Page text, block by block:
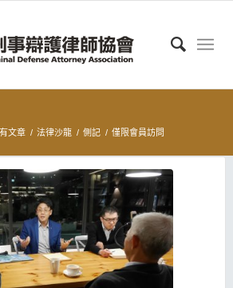
文章 / 法律沙龍 / 側記 / 僅限會員訪問